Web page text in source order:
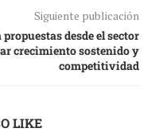
Siguiente publicación
desde el sector
crecimiento sostenido y
competitividad
LIKE